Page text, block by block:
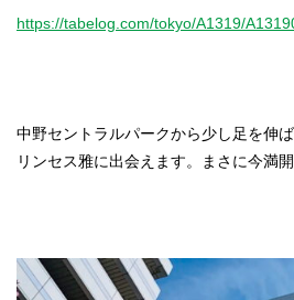
https://tabelog.com/tokyo/A1319/
中野セントラルパークから少し足を伸
リンセス雅に出会えます。まさに今満